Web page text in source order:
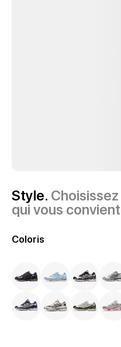
Style.
qui vous
Coloris